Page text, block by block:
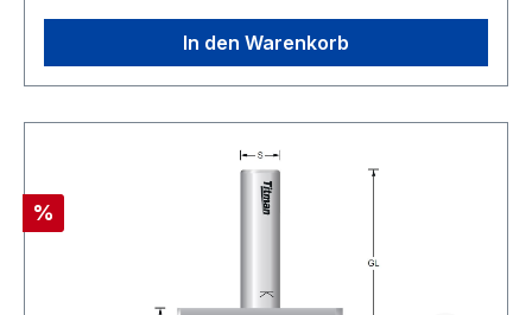
stationäre Maschinen - nicht für
Handoberfräsen. Hochleistungs-Abplattfräser
Hartmetall bestückt für die Industrielle Nutzung.
In den Warenkorb
Rabatt
%